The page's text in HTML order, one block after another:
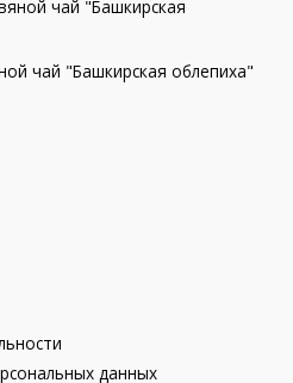
чай "Башкирская облепиха"
данных